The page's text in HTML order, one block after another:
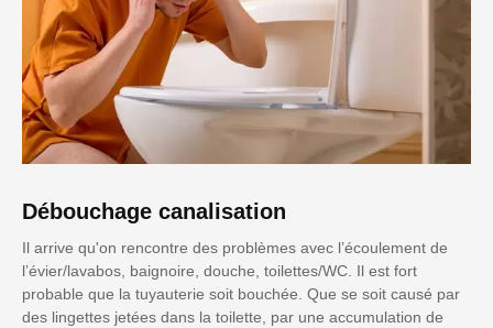
Débouchage canalisation
Il arrive qu'on rencontre des problèmes avec l’écoulement de
l’évier/lavabos, baignoire, douche, toilettes/WC. Il est fort
probable que la tuyauterie soit bouchée. Que se soit causé par
des lingettes jetées dans la toilette, par une accumulation de